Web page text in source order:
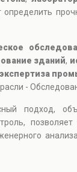
зданий,
экспертиза
-
подход,
позволяет